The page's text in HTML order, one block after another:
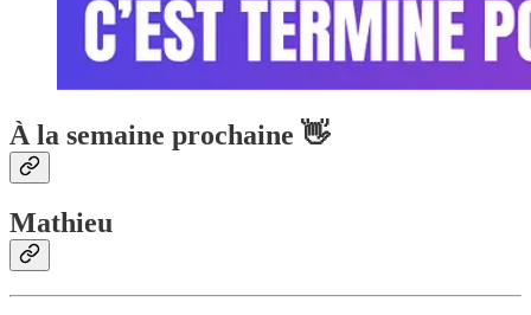
À la semaine prochaine 👋
Mathieu